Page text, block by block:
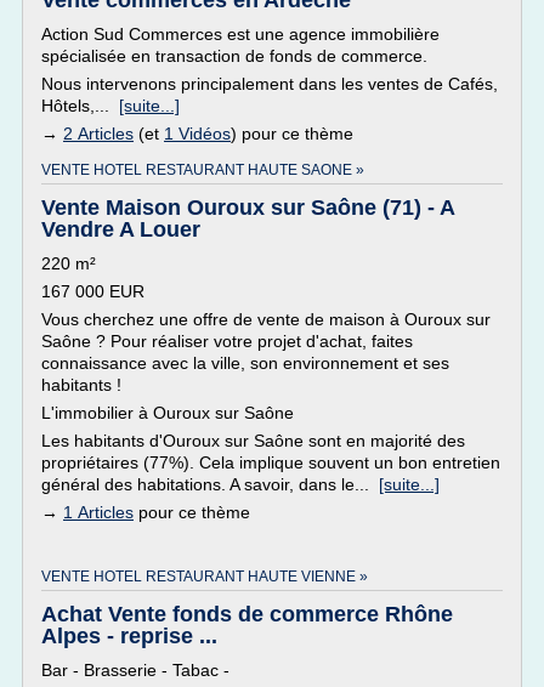
Action Sud Commerces est une agence immobilière
spécialisée en transaction de fonds de commerce.
Nous intervenons principalement dans les ventes de Cafés,
Hôtels,... [suite...]
→ 2 Articles (et 1 Vidéos) pour ce thème
VENTE HOTEL RESTAURANT HAUTE SAONE »
Vente Maison Ouroux sur Saône (71) - A
Vendre A Louer
220 m²
167 000 EUR
Vous cherchez une offre de vente de maison à Ouroux sur
Saône ? Pour réaliser votre projet d'achat, faites
connaissance avec la ville, son environnement et ses
habitants !
L'immobilier à Ouroux sur Saône
Les habitants d'Ouroux sur Saône sont en majorité des
propriétaires (77%). Cela implique souvent un bon entretien
général des habitations. A savoir, dans le... [suite...]
→ 1 Articles pour ce thème
VENTE HOTEL RESTAURANT HAUTE VIENNE »
Achat Vente fonds de commerce Rhône
Alpes - reprise ...
Bar - Brasserie - Tabac -